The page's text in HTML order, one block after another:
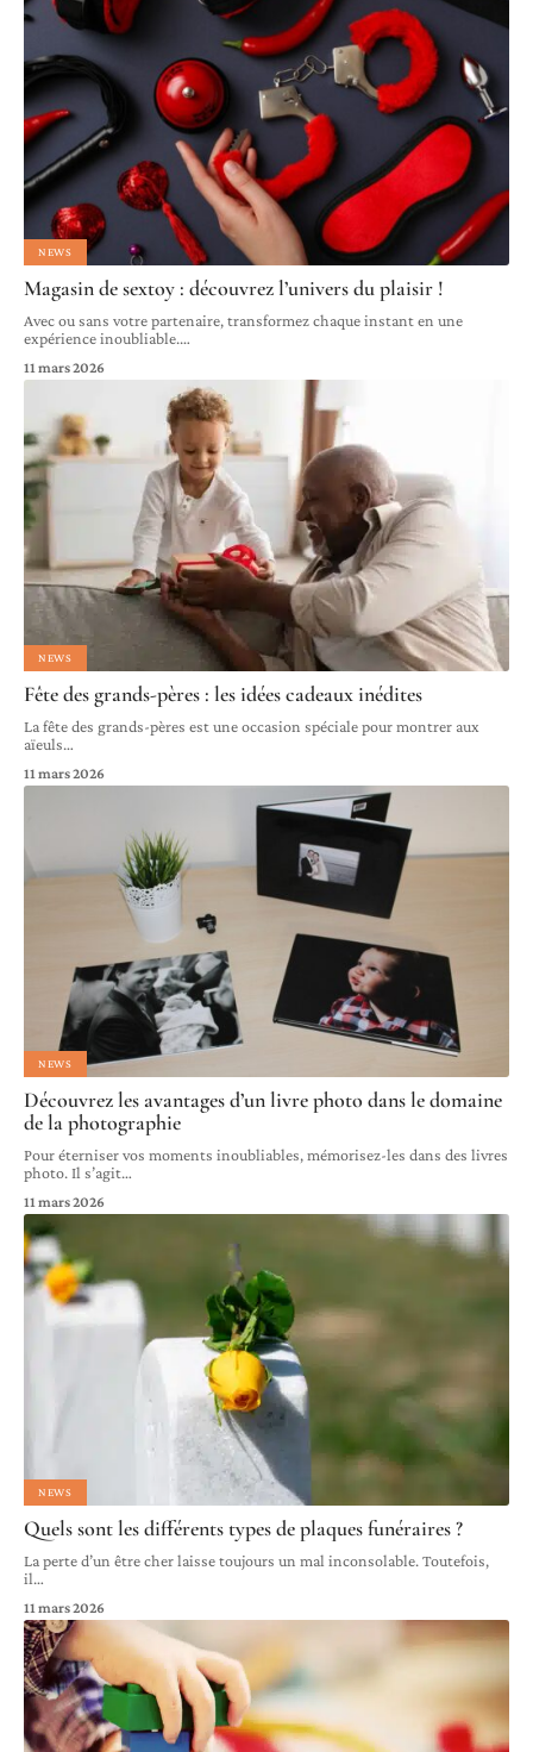
NEWS
Magasin de sextoy : découvrez l’univers du plaisir !
Avec ou sans votre partenaire, transformez chaque instant en une
expérience inoubliable.…
11 mars 2026
NEWS
Fête des grands-pères : les idées cadeaux inédites
La fête des grands-pères est une occasion spéciale pour montrer aux
aïeuls…
11 mars 2026
NEWS
Découvrez les avantages d’un livre photo dans le domaine
de la photographie
Pour éterniser vos moments inoubliables, mémorisez-les dans des livres
photo. Il s’agit…
11 mars 2026
NEWS
Quels sont les différents types de plaques funéraires ?
La perte d’un être cher laisse toujours un mal inconsolable. Toutefois,
il…
11 mars 2026